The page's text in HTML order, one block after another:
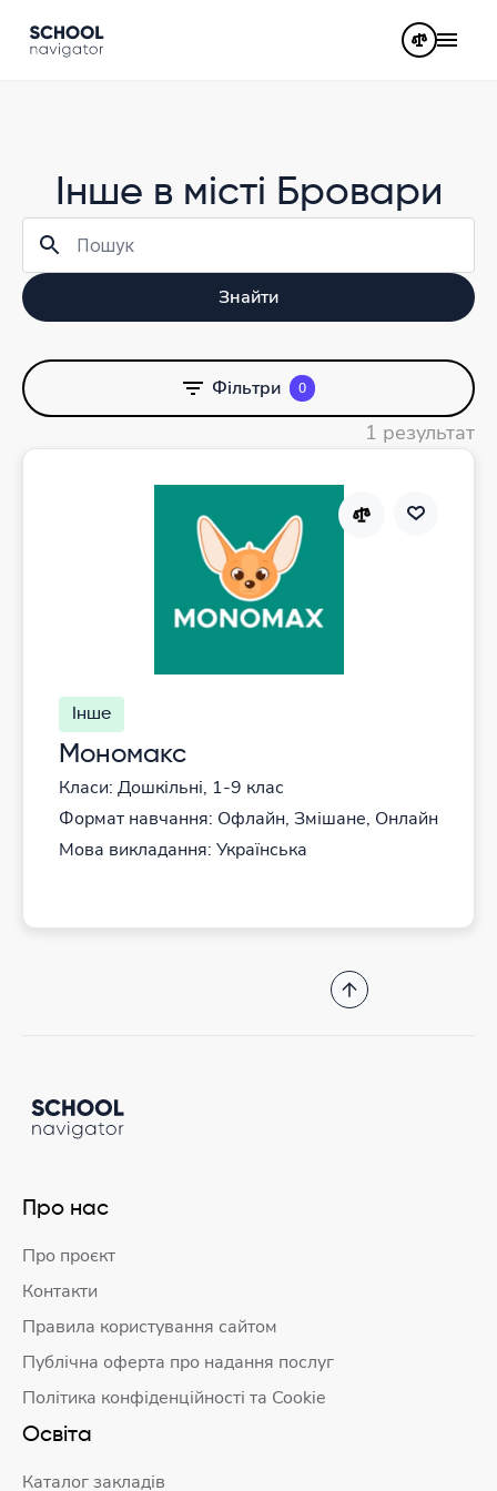
Інше в місті Бровари
Знайти
Фільтри 0
1 результат
Інше
Мономакс
Класи: Дошкільні, 1-9 клас
Формат навчання: Офлайн, Змішане, Онлайн
Мова викладання: Українська
Про нас
Про проєкт
Контакти
Правила користування сайтом
Публічна оферта про надання послуг
Політика конфіденційності та Cookie
Освіта
Каталог закладів